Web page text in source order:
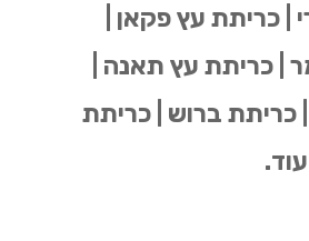
| כריתת עץ פקאן |
| כריתת עץ תאנה |
כריתת ברוש | כריתת